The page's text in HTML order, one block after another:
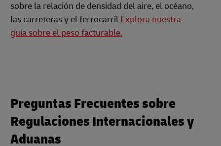
sobre la relación de densidad del aire, el océano,
las carreteras y el ferrocarril Explora nuestra
guía sobre el peso facturable.
Preguntas Frecuentes sobre
Regulaciones Internacionales y
Aduanas